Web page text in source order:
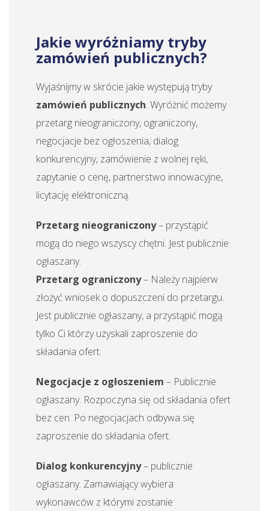
Jakie wyróżniamy tryby
zamówień publicznych?
Wyjaśnijmy w skrócie jakie występują tryby
zamówień publicznych. Wyróżnić możemy
przetarg nieograniczony, ograniczony,
negocjacje bez ogłoszenia, dialog
konkurencyjny, zamówienie z wolnej ręki,
zapytanie o cenę, partnerstwo innowacyjne,
licytację elektroniczną.
Przetarg nieograniczony– przystąpić
mogą do niego wszyscy chętni. Jest publicznie
ogłaszany.
Przetarg ograniczony– Należy najpierw
złożyć wniosek o dopuszczeni do przetargu.
Jest publicznie ogłaszany, a przystąpić mogą
tylko Ci którzy uzyskali zaproszenie do
składania ofert.
Negocjacje z ogłoszeniem – Publicznie
ogłaszany. Rozpoczyna się od składania ofert
bez cen. Po negocjacjach odbywa się
zaproszenie do składania ofert.
Dialog konkurencyjny– publicznie
ogłaszany. Zamawiający wybiera
wykonawców z którymi zostanie